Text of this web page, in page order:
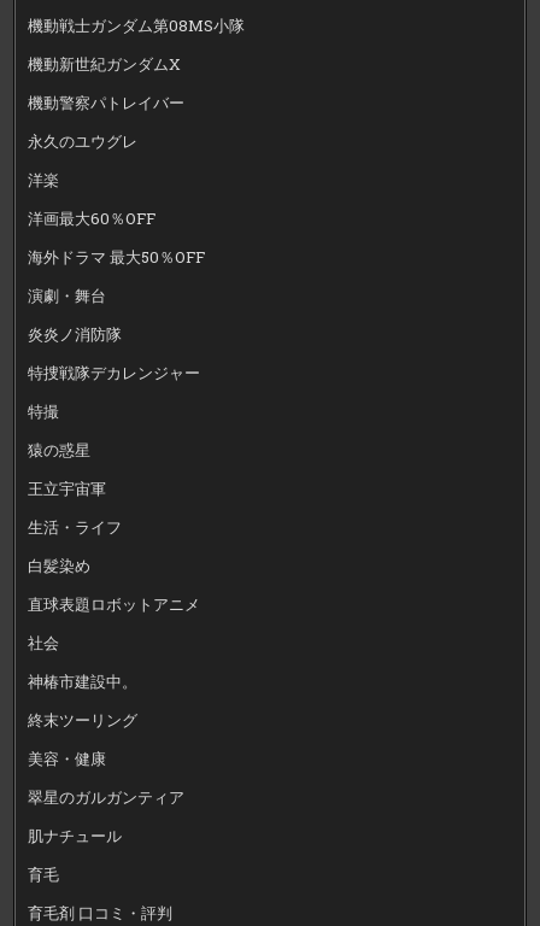
機動戦士ガンダム第08MS小隊
機動新世紀ガンダムX
機動警察パトレイバー
永久のユウグレ
洋楽
洋画最大60％OFF
海外ドラマ 最大50％OFF
演劇・舞台
炎炎ノ消防隊
特捜戦隊デカレンジャー
特撮
猿の惑星
王立宇宙軍
生活・ライフ
白髪染め
直球表題ロボットアニメ
社会
神椿市建設中。
終末ツーリング
美容・健康
翠星のガルガンティア
肌ナチュール
育毛
育毛剤 口コミ・評判